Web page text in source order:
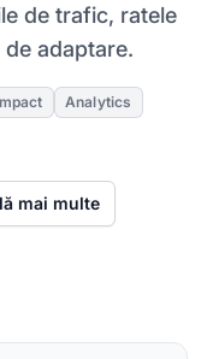
de trafic, ratele
adaptare.
Analytics
mai multe